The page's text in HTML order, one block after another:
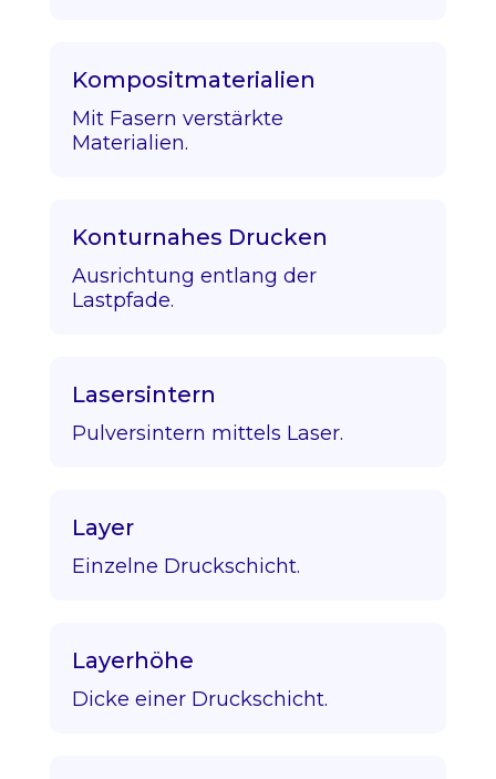
Kompositmaterialien
Mit Fasern verstärkte
Materialien.
Konturnahes Drucken
Ausrichtung entlang der
Lastpfade.
Lasersintern
Pulversintern mittels Laser.
Layer
Einzelne Druckschicht.
Layerhöhe
Dicke einer Druckschicht.